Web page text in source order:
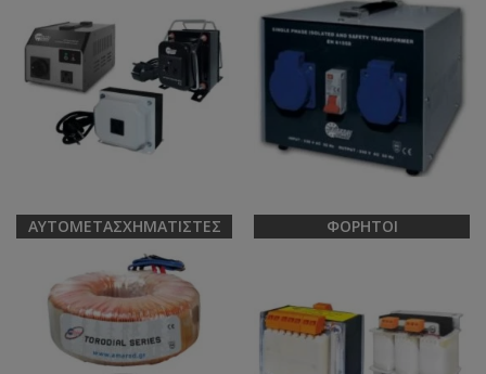
ΑΥΤΟΜΕΤΑΣΧΗΜΑΤΙΣΤΈΣ ΦΟΡΗΤΟΊ